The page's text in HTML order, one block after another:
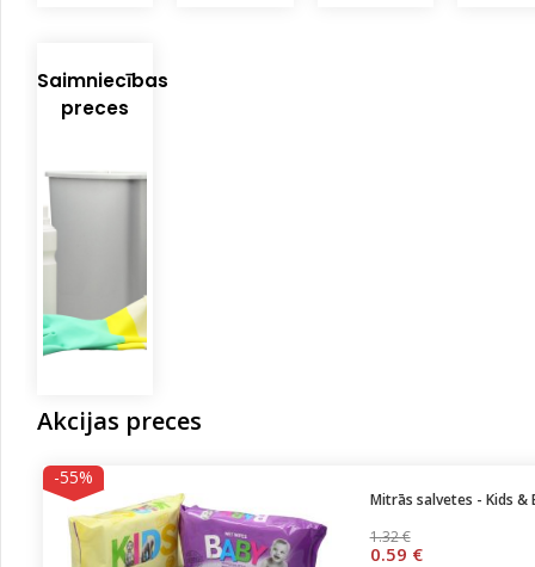
Saimniecības
preces
Akcijas preces
-55%
Mitrās salvetes - Kids &
1.32 €
0.59 €